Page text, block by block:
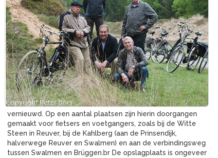
vernieuwd. Op een aantal plaatsen zijn hierin doorgangen
gemaakt voor fietsers en voetgangers, zoals bij de Witte
Steen in Reuver, bij de Kahlberg (aan de Prinsendijk,
halverwege Reuver en Swalmen) en aan de verbindingsweg
tussen Swalmen en Brüggen.br De opslagplaats is ongeveer